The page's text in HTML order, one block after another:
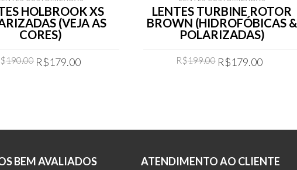
HOLBROOK XS
(VEJA AS
CORES)
190.00 Original
R$179.00
LENTES TURBINE ROTOR
BROWN (HIDROFÓBICAS &
POLARIZADAS)
R$199.00 Original
R$179.00
BEM AVALIADOS ATENDIMENTO AO CLIENTE